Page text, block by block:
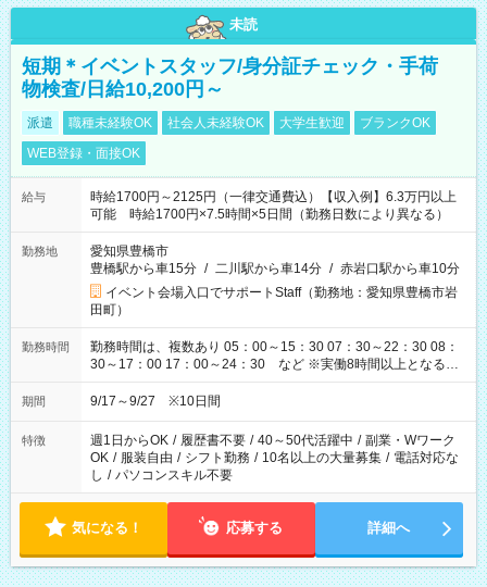
未読
短期＊イベントスタッフ/身分証チェック・手荷
物検査/日給10,200円～
派遣 職種未経験OK 社会人未経験OK 大学生歓迎
ブランクOK
WEB登録・面接OK
給与
時給1700円～2125円（一律交通費込）【収入例】6.3万円以上
可能 時給1700円×7.5時間×5日間（勤務日数により異なる）
勤務地
愛知県豊橋市
豊橋駅から車15分 / 二川駅から車14分 / 赤岩口駅から車10分
イベント会場入口でサポートStaff（勤務地：愛知県豊橋市岩
田町）
勤務時間
勤務時間は、複数あり 05：00～15：30 07：30～22：30 08：
30～17：00 17：00～24：30 など ※実働8時間以上となる勤
務もあります。 【休憩】60分+他休憩あり 交替で取得します。
安全面に配慮しこまめな休憩があります。
期間 9/17～9/27 ※10日間
特徴 週1日からOK / 履歴書不要 / 40～50代活躍中 / 副業・Wワーク
OK / 服装自由 / シフト勤務 / 10名以上の大量募集 / 電話対応な
し / パソコンスキル不要
気になる！ 応募する 詳細へ